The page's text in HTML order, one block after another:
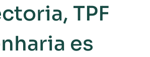
TPF
es